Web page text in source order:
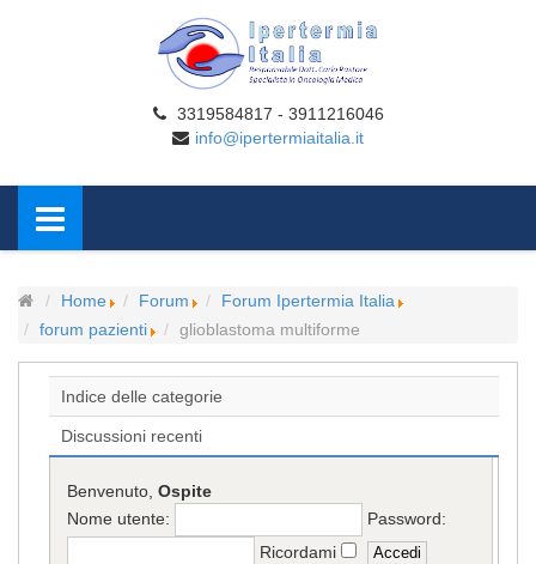
3319584817 - 3911216046
info@ipertermiaitalia.it
Home Forum
Forum Ipertermia Italia
forum pazienti
glioblastoma multiforme
Indice delle categorie
Discussioni recenti
Benvenuto,Ospite
Nome utente:
Password:
Ricordami